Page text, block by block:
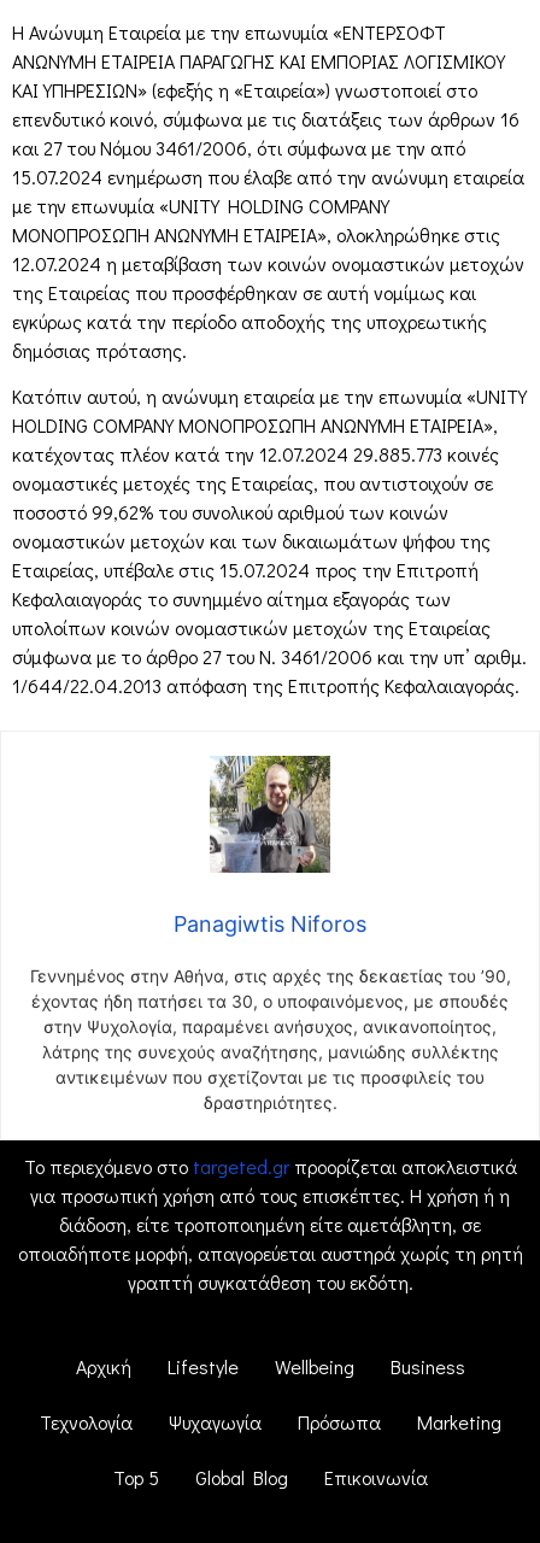
Η Ανώνυμη Εταιρεία με την επωνυμία «ΕΝΤΕΡΣΟΦΤ
ΑΝΩΝΥΜΗ ΕΤΑΙΡΕΙΑ ΠΑΡΑΓΩΓΗΣ ΚΑΙ ΕΜΠΟΡΙΑΣ ΛΟΓΙΣΜΙΚΟΥ
ΚΑΙ ΥΠΗΡΕΣΙΩΝ» (εφεξής η «Εταιρεία») γνωστοποιεί στο
επενδυτικό κοινό, σύμφωνα με τις διατάξεις των άρθρων 16
και 27 του Νόμου 3461/2006, ότι σύμφωνα με την από
15.07.2024 ενημέρωση που έλαβε από την ανώνυμη εταιρεία
με την επωνυμία «UNITY HOLDING COMPANY
ΜΟΝΟΠΡΟΣΩΠΗ ΑΝΩΝΥΜΗ ΕΤΑΙΡΕΙΑ», ολοκληρώθηκε στις
12.07.2024 η μεταβίβαση των κοινών ονομαστικών μετοχών
της Εταιρείας που προσφέρθηκαν σε αυτή νομίμως και
εγκύρως κατά την περίοδο αποδοχής της υποχρεωτικής
δημόσιας πρότασης.
Κατόπιν αυτού, η ανώνυμη εταιρεία με την επωνυμία «UNITY
HOLDING COMPANY ΜΟΝΟΠΡΟΣΩΠΗ ΑΝΩΝΥΜΗ ΕΤΑΙΡΕΙΑ»,
κατέχοντας πλέον κατά την 12.07.2024 29.885.773 κοινές
ονομαστικές μετοχές της Εταιρείας, που αντιστοιχούν σε
ποσοστό 99,62% του συνολικού αριθμού των κοινών
ονομαστικών μετοχών και των δικαιωμάτων ψήφου της
Εταιρείας, υπέβαλε στις 15.07.2024 προς την Επιτροπή
Κεφαλαιαγοράς το συνημμένο αίτημα εξαγοράς των
υπολοίπων κοινών ονομαστικών μετοχών της Εταιρείας
σύμφωνα με το άρθρο 27 του Ν. 3461/2006 και την υπ’ αριθμ.
1/644/22.04.2013 απόφαση της Επιτροπής Κεφαλαιαγοράς.
Panagiwtis Niforos
Γεννημένος στην Αθήνα, στις αρχές της δεκαετίας του ’90,
έχοντας ήδη πατήσει τα 30, ο υποφαινόμενος, με σπουδές
στην Ψυχολογία, παραμένει ανήσυχος, ανικανοποίητος,
λάτρης της συνεχούς αναζήτησης, μανιώδης συλλέκτης
αντικειμένων που σχετίζονται με τις προσφιλείς του
δραστηριότητες.
Το περιεχόμενο στο targeted.grπροορίζεται αποκλειστικά
για προσωπική χρήση από τους επισκέπτες. Η χρήση ή η
διάδοση, είτε τροποποιημένη είτε αμετάβλητη, σε
οποιαδήποτε μορφή, απαγορεύεται αυστηρά χωρίς τη ρητή
γραπτή συγκατάθεση του εκδότη.
Αρχική Lifestyle Wellbeing Business
Τεχνολογία Ψυχαγωγία Πρόσωπα Marketing
Top 5 Global Blog Επικοινωνία